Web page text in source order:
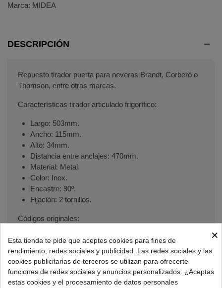
Marca: MIDEA
DESCRIPCIÓN
Repuesto tirador puerta para neveras Brandt, Corberó o
Thomson, entre otras marcas.
Características tirador articulado frigorífico:
Largo: 503mm.
Ancho: 115mm.
Alto: 34mm.
Distancia entre anclajes: 470mm.
Material: Metal.
Color: Inox.
Encastre: 90º.
Fijación: 2 tornillos.
Códigos originales:
Corberó: 2106180097
Midea:12220810096131.
Recambio maneta puerta frigorífico compatible
con varias marcas y modelos:
×
Esta tienda te pide que aceptes cookies para fines de
rendimiento, redes sociales y publicidad. Las redes sociales y las
cookies publicitarias de terceros se utilizan para ofrecerte
funciones de redes sociales y anuncios personalizados. ¿Aceptas
estas cookies y el procesamiento de datos personales